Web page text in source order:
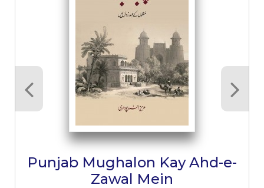
Punjab Mughalon Kay Ahd-e-
Zawal Mein